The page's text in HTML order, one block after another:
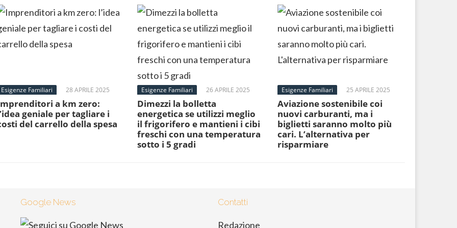
Esigenze Familiari 28 APRILE 2025
a km zero:
geniale per tagliare i
del carrello della spesa
Esigenze Familiari 26 APRILE 2025
Dimezzi la bolletta
energetica se utilizzi meglio
il frigorifero e mantieni i cibi
freschi con una temperatura
sotto i 5 gradi
Esigenze Familiari 25 APRILE 2025
Aviazione sostenibile coi
nuovi carburanti, ma i
biglietti saranno molto più
cari. L’alternativa per
risparmiare
Google News Contatti
Redazione